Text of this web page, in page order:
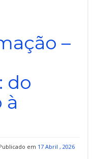
–
do
à
em 17 Abril , 2026